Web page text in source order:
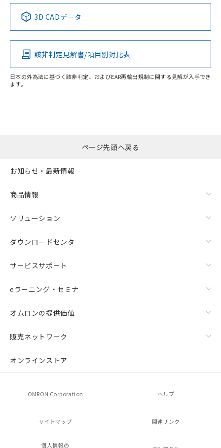
3D CADデータ
該非判定見解書/項目別対比表
日本の外為法に基づく該非判定、およびEAR再輸出規制に関する見解が入手でき
ます。
ページ先頭へ戻る
お知らせ・最新情報
商品情報
ソリューション
ダウンロードセンタ
サービスサポート
eラーニング・セミナ
オムロンの提供価値
販売ネットワーク
オンラインストア
OMRON Corporation ヘルプ
サイトマップ 関連リンク
個人情報の